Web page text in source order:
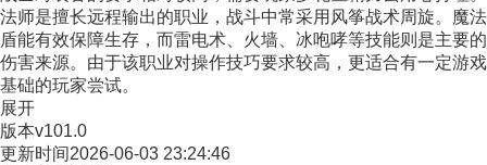
法师是擅长远程输出的职业，战斗中常采用风筝战术周旋。魔法
盾能有效保障生存，而雷电术、火墙、冰咆哮等技能则是主要的
伤害来源。由于该职业对操作技巧要求较高，更适合有一定游戏
基础的玩家尝试。
展开
版本v101.0
更新时间2026-06-03 23:24:46